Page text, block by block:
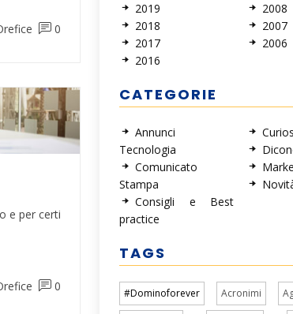
0
e per certi
0
2019
2018
2017
2016
2008
2007
2006
CATEGORIE
Annunci
Tecnologia
Comunicato
Stampa
Consigli e Best
practice
TAGS
#Dominoforever Acronimi